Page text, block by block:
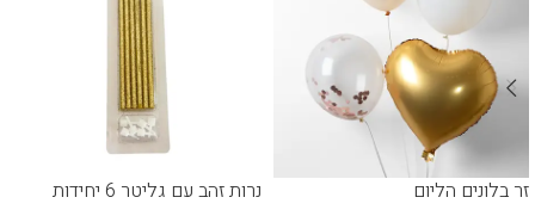
זר בלונים הליום
נרות זהב עם גליטר 6 יחידות